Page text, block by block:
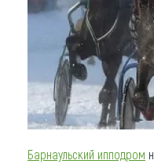
Коллекция
Другие рубрики
Барнаульский ипподром